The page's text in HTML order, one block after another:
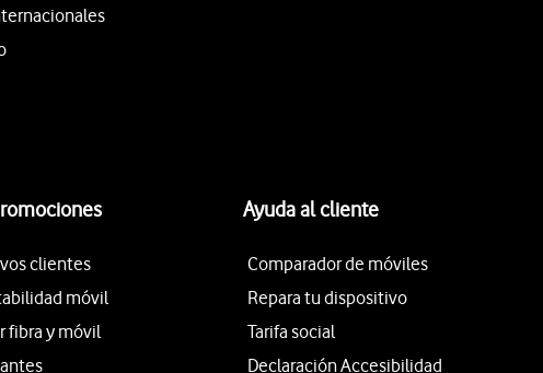
clientes
móvil
fibra y móvil
Ayuda al cliente
Comparador de móviles
Repara tu dispositivo
Tarifa social
Declaración Accesibilidad